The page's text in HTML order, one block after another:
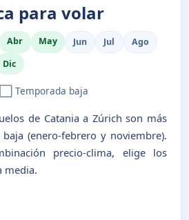
para volar
Abr May Jun Jul
Ago
Dic
Temporada baja
de Catania a Zúrich son más
(enero-febrero y noviembre).
precio-clima, elige los
media.